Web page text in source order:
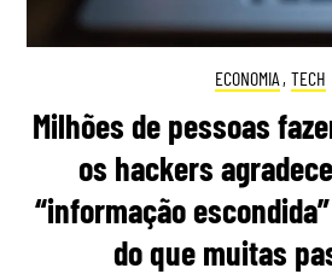
ECONOMIA , TECH
Milhões de pessoas
os hackers
“informação
do que muitas